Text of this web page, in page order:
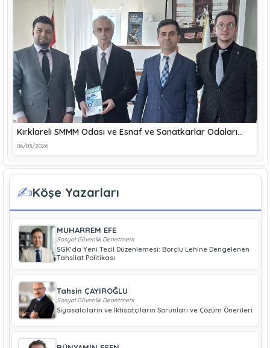
Kırklareli SMMM Odası ve Esnaf ve Sanatkarlar Odaları…
06/03/2026
✍️Köşe Yazarları
MUHARREM EFE
Sosyal Güvenlik Denetmeni
SGK’da Yeni Tecil Düzenlemesi: Borçlu Lehine Dengelenen
Tahsilat Politikası
Tahsin ÇAYIROĞLU
Sosyal Güvenlik Denetmeni
Siyasalcıların ve İktisatçıların Sorunları ve Çözüm Önerileri